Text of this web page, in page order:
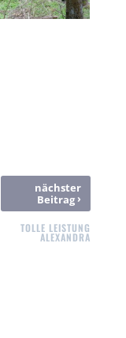
nächster
Beitrag ›
TOLLE LEISTUNG
ALEXANDRA